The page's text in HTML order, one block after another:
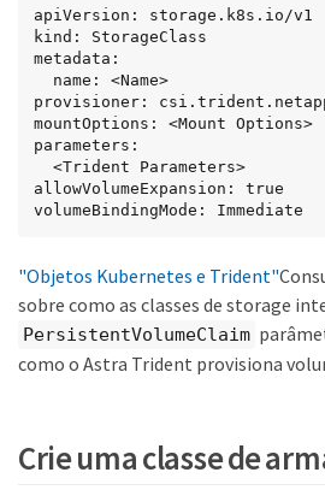
apiVersion: storage.k8s.io/v1
kind: StorageClass
metadata:
provisioner:
mountOptions: <Mount Options>
parameters:
allowVolumeExpansion: true
volumeBindingMode: Immediate
"Objetos Kubernetes e Trident"
sobre como as classes de storage
PersistentVolumeClaim
como o Astra Trident provisiona
Crie uma classe de